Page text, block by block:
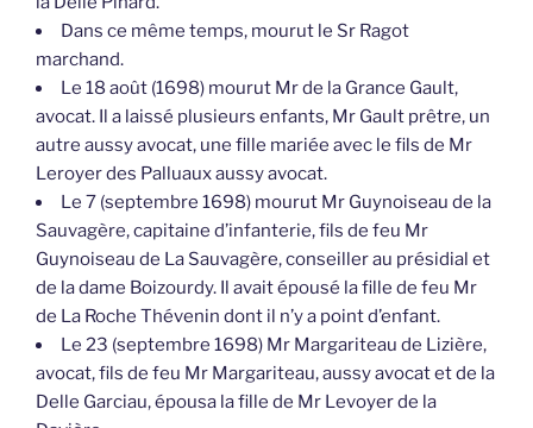
marchand.
Le 18 août (1698) mourut Mr de la Grance Gault,
avocat. Il a laissé plusieurs enfants, Mr Gault prêtre, un
autre aussy avocat, une fille mariée avec le fils de Mr
Leroyer des Palluaux aussy avocat.
Le 7 (septembre 1698) mourut Mr Guynoiseau de la
Sauvagère, capitaine d’infanterie, fils de feu Mr
Guynoiseau de La Sauvagère, conseiller au présidial et
de la dame Boizourdy. Il avait épousé la fille de feu Mr
de La Roche Thévenin dont il n’y a point d’enfant.
Le 23 (septembre 1698) Mr Margariteau de Lizière,
avocat, fils de feu Mr Margariteau, aussy avocat et de la
Delle Garciau, épousa la fille de Mr Levoyer de la
Davière.
Le 24 (septembre 1698) le fils aîné de Mr Guérin de